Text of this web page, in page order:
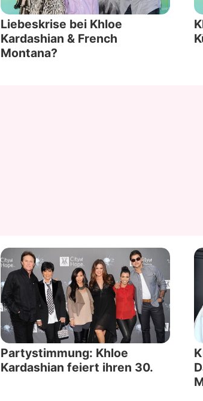
Liebeskrise bei Khloe
Kardashian & French
Montana?
Partystimmung: Khloe
Kardashian feiert ihren 30.